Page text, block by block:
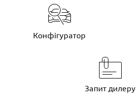
Конфігуратор
Запит дилеру